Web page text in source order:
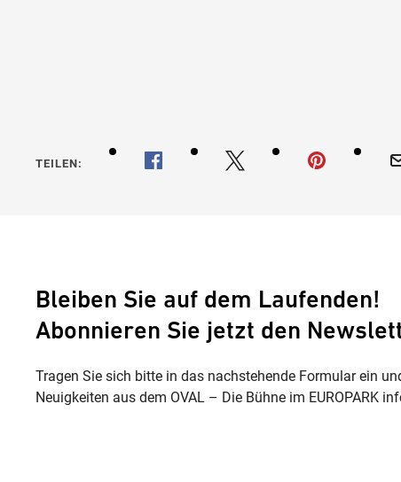
TEILEN:
Bleiben Sie auf dem Laufenden!
Abonnieren Sie jetzt den
Tragen Sie sich bitte in das nachstehende Formular ein
Neuigkeiten aus dem OVAL – Die Bühne im EUROPARK